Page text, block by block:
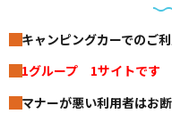
キャンピングカーでのご
1グループ 1サイトです
マナーが悪い利用者はお